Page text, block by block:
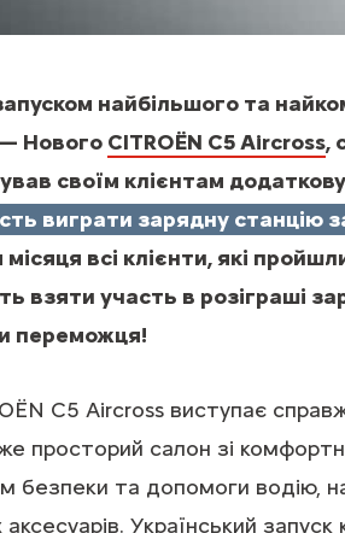
найбільшого та
Нового CITROЁN C5 Aircross,
своїм клієнтам
виграти зарядну станцію
всі клієнти, які
взяти участь в розіграші
переможця!
C5 Aircross виступає
просторий салон зі
безпеки та допомоги водію,
Український